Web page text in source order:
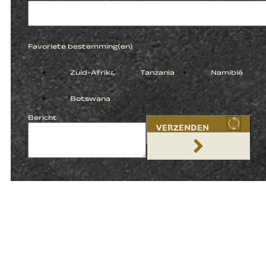
Favoriete bestemming(en)
Zuid-Afrika Tanzania Namibië
Botswana
Bericht
VERZENDEN